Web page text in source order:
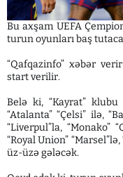
Bu axşam UEFA
turun oyunları baş
“Qafqazinfo” xəbər
start verilir.
Belə ki, “Kayrat” klubu
“Atalanta” “Çelsi” ilə,
“Liverpul”la, “Monako”
“Royal Union”
üz-üzə gələcək.